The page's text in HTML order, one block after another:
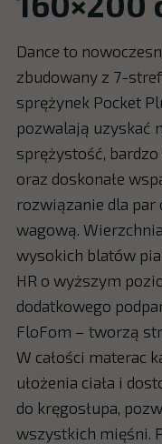
Dance to
zbudowany z 7-
sprężynek Pocket
pozwalają uzyskać
sprężystość,
oraz doskonałe
rozwiązanie dla par
wagową.
wysokich blatów
HR o wyższym
dodatkowego
FloFom – tworzą
W całości materac
ułożenia ciała i
do kręgosłupa,
wszystkich mięśni.